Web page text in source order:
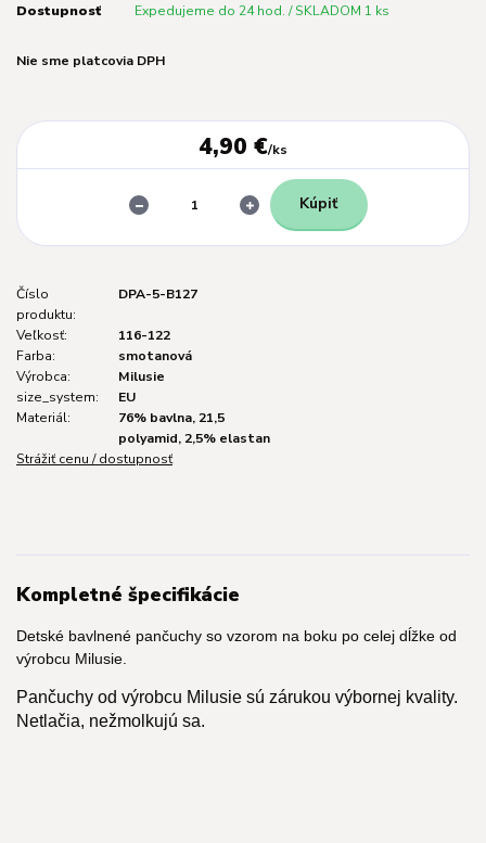
Dostupnosť Expedujeme do 24 hod. / SKLADOM 1 ks
Nie sme platcovia DPH
4,90 €/ks
Kúpiť
Číslo
produktu:
DPA-5-B127
Veľkosť:
116-122
Farba:
smotanová
Výrobca:
Milusie
size_system:
EU
Materiál:
76% bavlna, 21,5
polyamid, 2,5% elastan
Strážiť cenu / dostupnosť
Kompletné špecifikácie
Detské bavlnené pančuchy so vzorom na boku po celej dĺžke od
výrobcu Milusie.
Pančuchy od výrobcu Milusie sú zárukou výbornej kvality.
Netlačia, nežmolkujú sa.